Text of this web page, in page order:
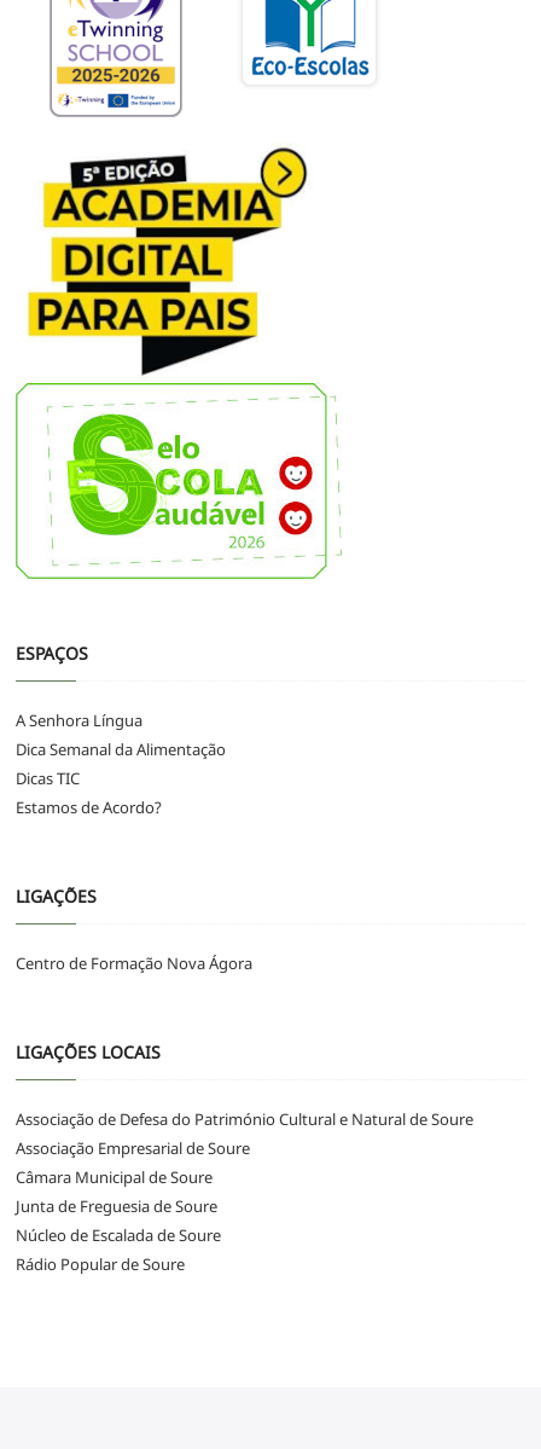
ESPAÇOS
A Senhora Língua
Dica Semanal da Alimentação
Dicas TIC
Estamos de Acordo?
LIGAÇÕES
Centro de Formação Nova Ágora
LIGAÇÕES LOCAIS
Associação de Defesa do Património Cultural e Natural de Soure
Associação Empresarial de Soure
Câmara Municipal de Soure
Junta de Freguesia de Soure
Núcleo de Escalada de Soure
Rádio Popular de Soure